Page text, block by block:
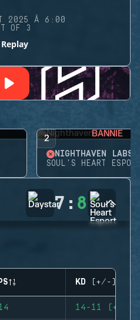
2025 À 6:00
OF 3
Replay
2 BANNIE
NIGHTHAVEN LABS
SOUL'S HEART ESPORT
7 : 8
KD (+/-)
14-11 (+3)